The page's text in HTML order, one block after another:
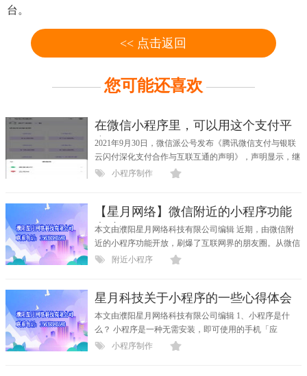
台。
<< 点击返回
您可能还喜欢
在微信小程序里，可以用这个支付平
台了
2021年9月30日，微信派公号发布《腾讯微信支付与银联
云闪付深化支付合作与互联互通的声明》，声明显示，继
微信支...小程序制作
【星月网络】微信附近的小程序功能
意味
本文由濮阳星月网络科技有限公司编辑 近期，由微信附
近的小程序功能开放，刷爆了互联网界的朋友圈。从微信
诞生...附近小程序
星月科技关于小程序的一些心得体会
本文由濮阳星月网络科技有限公司编辑 1、小程序是什
么？ 小程序是一种无需安装，即可使用的手机「应
用」。只需...
小程序制作